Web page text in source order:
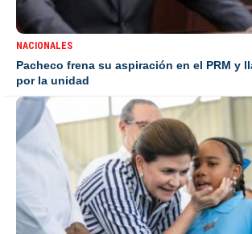
NACIONALES
Pacheco frena su aspiración en el PRM y
por la unidad